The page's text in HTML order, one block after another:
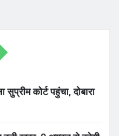
कोर्ट पहुंचा, दोबारा